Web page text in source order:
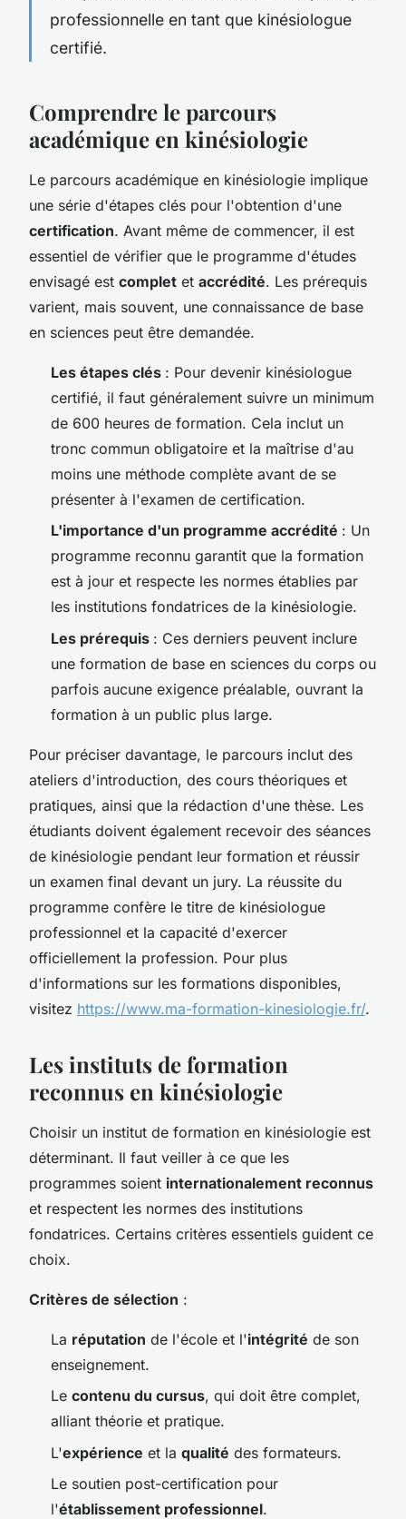
professionnelle en tant que kinésiologue
certifié.
Comprendre le parcours
académique en kinésiologie
Le parcours académique en kinésiologie implique
une série d'étapes clés pour l'obtention d'une
certification. Avant même de commencer, il est
essentiel de vérifier que le programme d'études
envisagé est complet et accrédité. Les prérequis
varient, mais souvent, une connaissance de base
en sciences peut être demandée.
Les étapes clés : Pour devenir kinésiologue
certifié, il faut généralement suivre un minimum
de 600 heures de formation. Cela inclut un
tronc commun obligatoire et la maîtrise d'au
moins une méthode complète avant de se
présenter à l'examen de certification.
L'importance d'un programme accrédité : Un
programme reconnu garantit que la formation
est à jour et respecte les normes établies par
les institutions fondatrices de la kinésiologie.
Les prérequis : Ces derniers peuvent inclure
une formation de base en sciences du corps ou
parfois aucune exigence préalable, ouvrant la
formation à un public plus large.
Pour préciser davantage, le parcours inclut des
ateliers d'introduction, des cours théoriques et
pratiques, ainsi que la rédaction d'une thèse. Les
étudiants doivent également recevoir des séances
de kinésiologie pendant leur formation et réussir
un examen final devant un jury. La réussite du
programme confère le titre de kinésiologue
professionnel et la capacité d'exercer
officiellement la profession. Pour plus
d'informations sur les formations disponibles,
visitez https://www.ma-formation-kinesiologie.fr/.
Les instituts de formation
reconnus en kinésiologie
Choisir un institut de formation en kinésiologie est
déterminant. Il faut veiller à ce que les
programmes soient internationalement reconnus
et respectent les normes des institutions
fondatrices. Certains critères essentiels guident ce
choix.
Critères de sélection :
La réputation de l'école et l'intégrité de son
enseignement.
Le contenu du cursus, qui doit être complet,
alliant théorie et pratique.
L'expérience et la qualité des formateurs.
Le soutien post-certification pour
l'établissement professionnel.